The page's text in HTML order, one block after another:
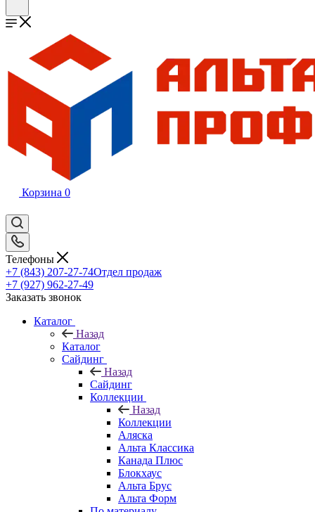
Корзина 0
Телефоны
+7 (843) 207-27-74Отдел продаж
+7 (927) 962-27-49
Заказать звонок
Каталог
Назад
Каталог
Сайдинг
Назад
Сайдинг
Коллекции
Назад
Коллекции
Аляска
Альта Классика
Канада Плюс
Блокхаус
Альта Брус
Альта Форм